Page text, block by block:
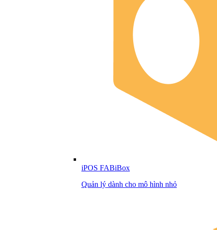
iPOS FABiBox
Quản lý dành cho mô hình nhỏ